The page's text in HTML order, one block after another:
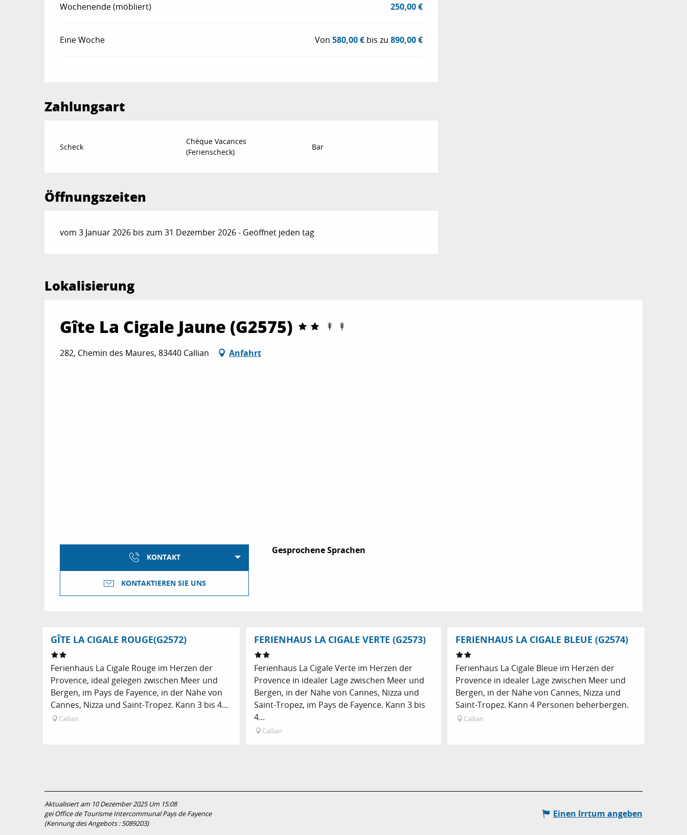
Wochenende (möbliert) 250,00 €
Eine Woche Von580,00 € bis zu890,00 €
Zahlungsart
Scheck
Chèque Vacances
(Ferienscheck)
Bar
Öffnungszeiten
vom 3 Januar 2026 bis zum 31 Dezember 2026 - Geöffnet jeden tag
Lokalisierung
Gîte La Cigale Jaune (G2575)
282, Chemin des Maures, 83440 Callian Anfahrt
KONTAKT
KONTAKTIEREN SIE UNS
Gesprochene Sprachen
Gesprochene Sprachen
GÎTE LA CIGALE ROUGE(G2572)
Ferienhaus La Cigale Rouge im Herzen der
Provence, ideal gelegen zwischen Meer und
Bergen, im Pays de Fayence, in der Nähe von
Cannes, Nizza und Saint-Tropez. Kann 3 bis 4...
Callian
FERIENHAUS LA CIGALE VERTE (G2573)
Ferienhaus La Cigale Verte im Herzen der
Provence in idealer Lage zwischen Meer und
Bergen, in der Nähe von Cannes, Nizza und
Saint-Tropez, im Pays de Fayence. Kann 3 bis
4...
Callian
FERIENHAUS LA CIGALE BLEUE (G2574)
Ferienhaus La Cigale Bleue im Herzen der
Provence in idealer Lage zwischen Meer und
Bergen, in der Nähe von Cannes, Nizza und
Saint-Tropez. Kann 4 Personen beherbergen.
Callian
Aktualisiert am 10 Dezember 2025 Um 15:08
gei Office de Tourisme Intercommunal Pays de Fayence
(Kennung des Angebots :5089203)
Einen Irrtum angeben